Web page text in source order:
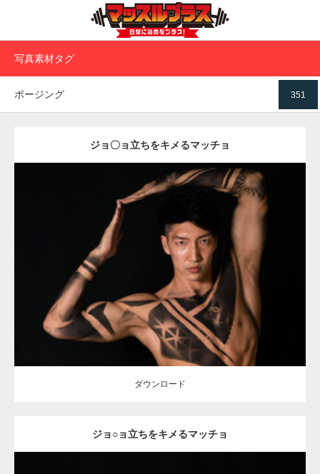
写真素材タグ
351
ポージング
ジョ〇ョ立ちをキメるマッチョ
2023.12.1
アートなマッチョ オレンジの人 AKIHITO(細マッチョ)
ダウンロード
ダウンロード
ジョ○ョ立ちをキメるマッチョ